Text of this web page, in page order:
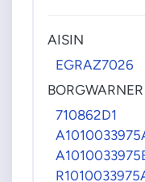
AISIN
EGRAZ7026
BORGWARNER
710862D1